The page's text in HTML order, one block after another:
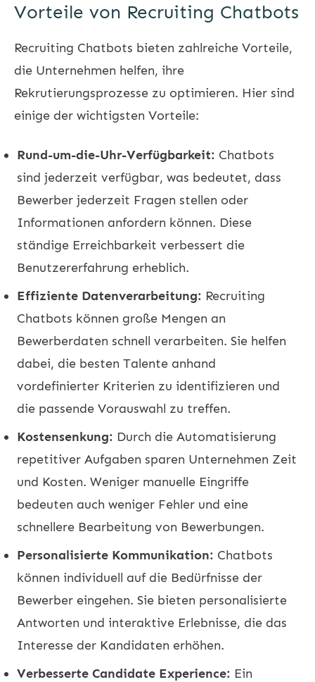
Vorteile von Recruiting Chatbots
Recruiting Chatbots bieten zahlreiche Vorteile,
die Unternehmen helfen, ihre
Rekrutierungsprozesse zu optimieren. Hier sind
einige der wichtigsten Vorteile:
Rund-um-die-Uhr-Verfügbarkeit: Chatbots
sind jederzeit verfügbar, was bedeutet, dass
Bewerber jederzeit Fragen stellen oder
Informationen anfordern können. Diese
ständige Erreichbarkeit verbessert die
Benutzererfahrung erheblich.
Effiziente Datenverarbeitung: Recruiting
Chatbots können große Mengen an
Bewerberdaten schnell verarbeiten. Sie helfen
dabei, die besten Talente anhand
vordefinierter Kriterien zu identifizieren und
die passende Vorauswahl zu treffen.
Kostensenkung: Durch die Automatisierung
repetitiver Aufgaben sparen Unternehmen Zeit
und Kosten. Weniger manuelle Eingriffe
bedeuten auch weniger Fehler und eine
schnellere Bearbeitung von Bewerbungen.
Personalisierte Kommunikation: Chatbots
können individuell auf die Bedürfnisse der
Bewerber eingehen. Sie bieten personalisierte
Antworten und interaktive Erlebnisse, die das
Interesse der Kandidaten erhöhen.
Verbesserte Candidate Experience: Ein